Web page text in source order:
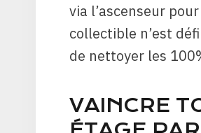
via l’ascenseur
collectible n’est
de nettoyer les
VAINCRE